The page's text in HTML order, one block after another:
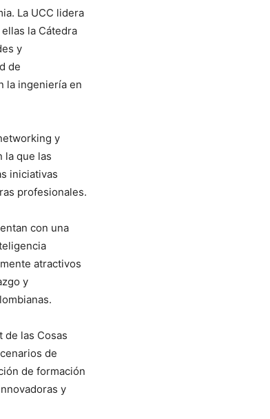
La UCC lidera
la Cátedra
y
de
la ingeniería en
y
la que las
iniciativas
profesionales.
con una
atractivos
y
de las Cosas
de
de formación
y